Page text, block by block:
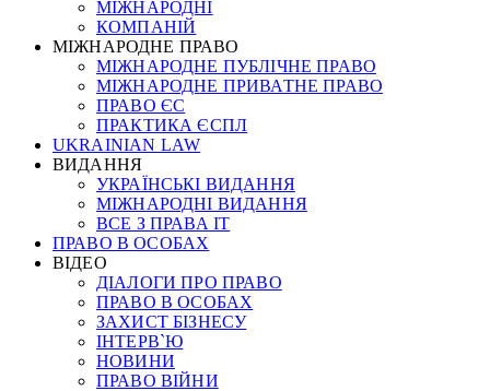
МІЖНАРОДНІ
КОМПАНІЙ
МІЖНАРОДНЕ ПРАВО
МІЖНАРОДНЕ ПУБЛІЧНЕ ПРАВО
МІЖНАРОДНЕ ПРИВАТНЕ ПРАВО
ПРАВО ЄС
ПРАКТИКА ЄСПЛ
UKRAINIAN LAW
ВИДАННЯ
УКРАЇНСЬКІ ВИДАННЯ
МІЖНАРОДНІ ВИДАННЯ
ВСЕ З ПРАВА ІТ
ПРАВО В ОСОБАХ
ВІДЕО
ДІАЛОГИ ПРО ПРАВО
ПРАВО В ОСОБАХ
ЗАХИСТ БІЗНЕСУ
ІНТЕРВ`Ю
НОВИНИ
ПРАВО ВІЙНИ